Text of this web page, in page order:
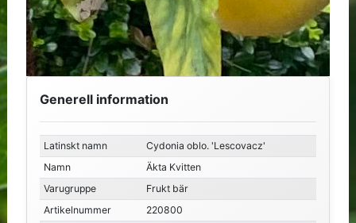
Generell information
Latinskt namn
Cydonia oblo. 'Lescovacz'
Namn
Äkta Kvitten
Varugruppe
Frukt bär
Artikelnummer
220800